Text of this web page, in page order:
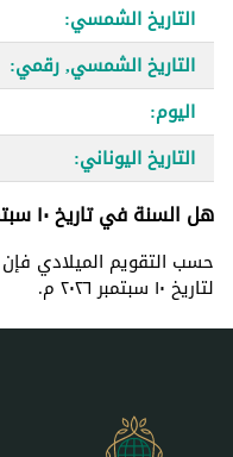
التاريخ الشمسي:
التاريخ الشمسي, رقمي:
اليوم:
التاريخ اليوناني:
هل السنة في تاريخ ١٠ سبتمبر ٢٠٢٦ م سنة كبيسة؟
حسب التقويم الميلادي فإن
لتاريخ ١٠ سبتمبر ٢٠٢٦ م.